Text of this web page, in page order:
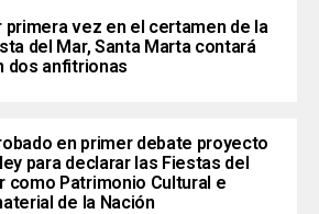
primera vez en el certamen de la
del Mar, Santa Marta contará
dos anfitrionas
en primer debate proyecto
para declarar las Fiestas del
como Patrimonio Cultural e
de la Nación